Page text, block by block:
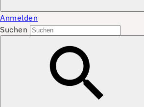
Anmelden
Suchen